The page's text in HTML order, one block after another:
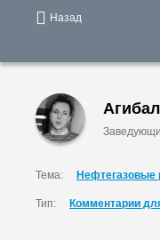
Назад
Тема: Нефтегазовые
Тип: Комментарии